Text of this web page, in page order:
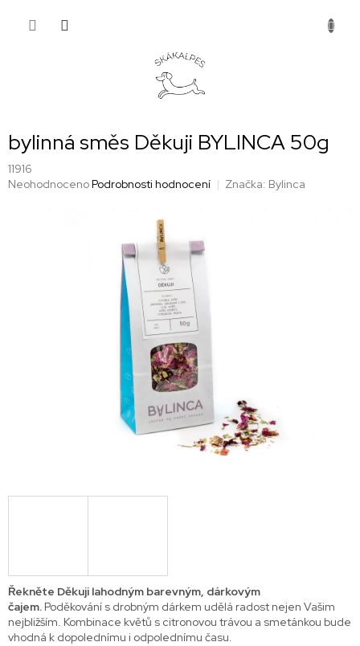
bylinná směs Děkuji BYLINCA 50g
11916
Průměrné
NeohodnocenoPodrobnosti hodnocení Značka: Bylinca
Řekněte Děkuji lahodným barevným, dárkovým
čajem. Poděkování s drobným dárkem udělá radost nejen Vašim
nejbližším. Kombinace květů s citronovou trávou a smetánkou bude
vhodná k dopolednímu i odpolednímu času.